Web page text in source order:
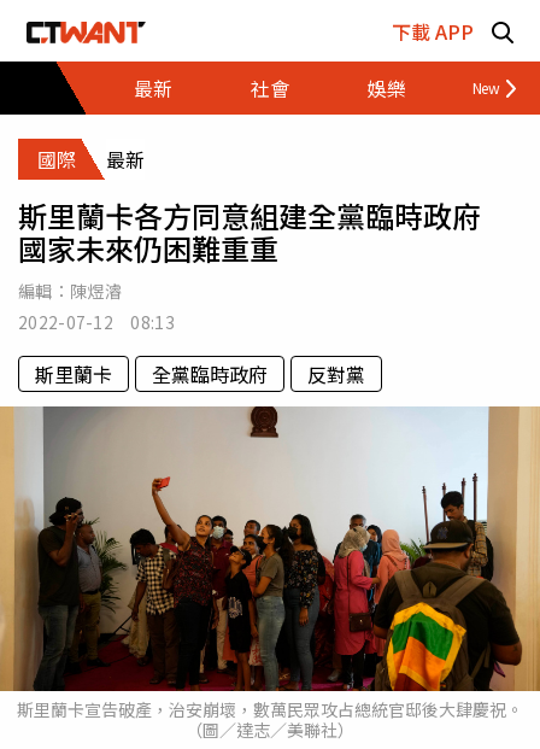
下載 APP
最新
社會 娛樂 財經
國際 最新
斯里蘭卡各方同意組建全黨臨時政府
國家未來仍困難重重
編輯： 陳煜濬
2022-07-12 08:13
斯里蘭卡 全黨臨時政府 反對黨
斯里蘭卡宣告破產，治安崩壞，數萬民眾攻占總統官邸後大肆慶祝。
（圖／達志／美聯社）